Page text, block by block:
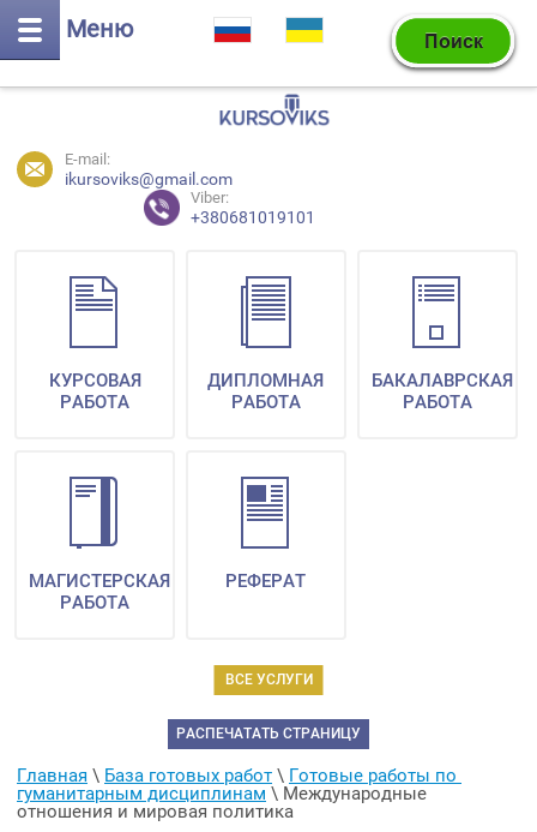
Меню
E-mail:
ikursoviks@gmail.com
Viber:
+380681019101
ВСЕ УСЛУГИ
КУРСОВАЯ
РАБОТА
ДИПЛОМНАЯ
РАБОТА
БАКАЛАВРСКАЯ
РАБОТА
МАГИСТЕРСКАЯ
РАБОТА
РЕФЕРАТ
РАСПЕЧАТАТЬ СТРАНИЦУ
Главная \ База готовых работ \ Готовые работы по
гуманитарным дисциплинам \ Международные
отношения и мировая политика